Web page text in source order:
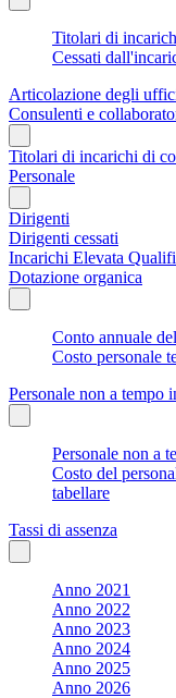
Titolari di
Cessati
Articolazione degli
Consulenti e
Titolari di incarichi di
Personale
Dirigenti
Dirigenti cessati
Incarichi Elevata
Dotazione organica
Conto annuale
Costo personale
Personale non a tempo
Personale non a
Costo del
tabellare
Tassi di assenza
Anno 2021
Anno 2022
Anno 2023
Anno 2024
Anno 2025
Anno 2026